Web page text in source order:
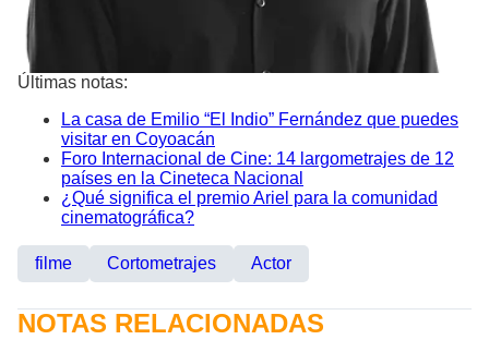
Últimas notas:
La casa de Emilio “El Indio” Fernández que puedes
visitar en Coyoacán
Foro Internacional de Cine: 14 largometrajes de 12
países en la Cineteca Nacional
¿Qué significa el premio Ariel para la comunidad
cinematográfica?
filme Cortometrajes Actor
NOTAS RELACIONADAS